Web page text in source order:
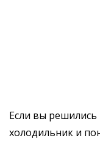
Если вы
холодильник и